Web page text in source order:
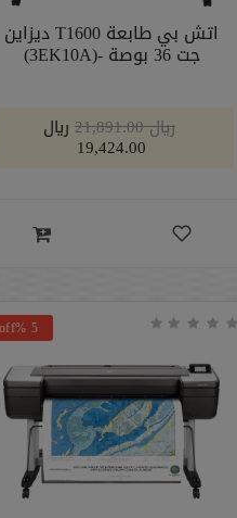
اتش بي طابعة T1600 ديزاين
جت 36 بوصة -(3EK10A)
﷼ 21,891.00 ﷼
19,424.00
5 %off